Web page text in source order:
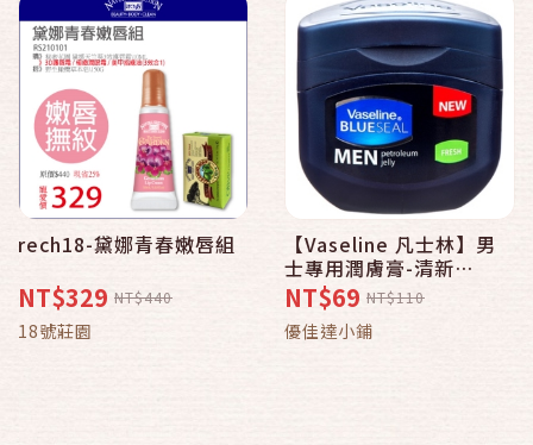
rech18-黛娜青春嫩唇組
NT$329 NT$440
18號莊園
【Vaseline 凡士林】男
士專用潤膚膏-清新
(100ml)
NT$69 NT$110
優佳達小鋪